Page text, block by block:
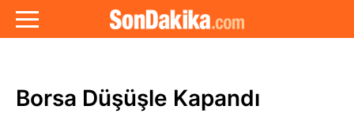
Borsa Düşüşle Kapandı